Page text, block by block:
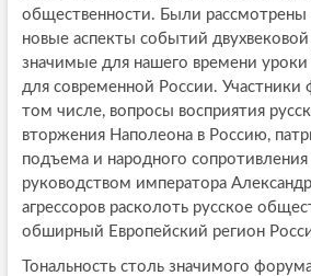
общественности. Были рассмотрены
новые аспекты событий
значимые для нашего времени уроки
для современной России. Участники
том числе, вопросы восприятия
вторжения Наполеона в Россию,
подъема и народного
руководством императора
агрессоров расколоть русское
обширный Европейский регион
Тональность столь значимого